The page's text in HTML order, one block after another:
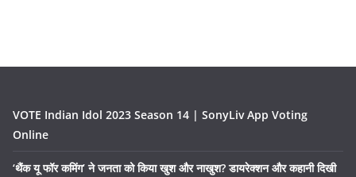
VOTE Indian Idol 2023 Season 14 | SonyLiv App Voting
Online
‘थैंक यू फॉर कमिंग’ ने जनता को किया खुश और नाखुश? डायरेक्शन और कहानी दिखी